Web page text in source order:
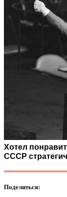
Хотел
СССР
Поделиться: